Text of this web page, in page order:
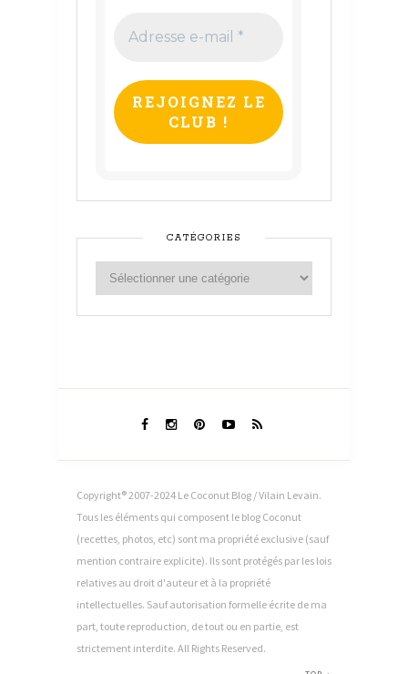
e-
*
CATÉGORIES
Copyright® 2007-2024 Le Coconut Blog / Vilain Levain.
Tous les éléments qui composent le blog Coconut
(recettes, photos, etc) sont ma propriété exclusive (sauf
mention contraire explicite). Ils sont protégés par les lois
relatives au droit d'auteur et à la propriété
intellectuelles. Sauf autorisation formelle écrite de ma
part, toute reproduction, de tout ou en partie, est
strictement interdite. All Rights Reserved.